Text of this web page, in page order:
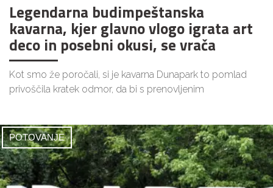
Legendarna budimpeštanska
kavarna, kjer glavno vlogo igrata art
deco in posebni okusi, se vrača
Kot smo že poročali, si je kavarna Dunapark to pomlad
privoščila kratek odmor, da bi s prenovljenim
POTOVANJE